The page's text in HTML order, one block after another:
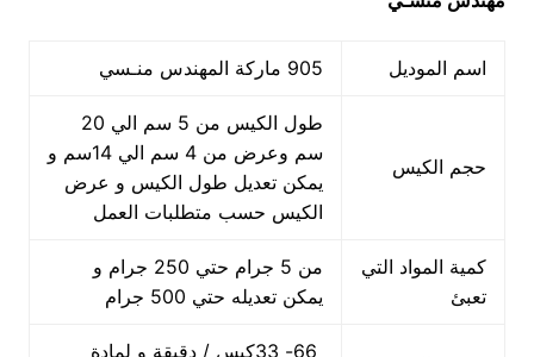
اسم الموديل 905 ماركة المهندس منـسي
حجم الكيس
طول الكيس من 5 سم الي 20
سم وعرض من 4 سم الي 14سم و
يمكن تعديل طول الكيس و عرض
الكيس حسب متطلبات العمل
كمية المواد التي
تعبئ
من 5 جرام حتي 250 جرام و
يمكن تعديله حتي 500 جرام
66- 33كيس / دقيقة و لمادة